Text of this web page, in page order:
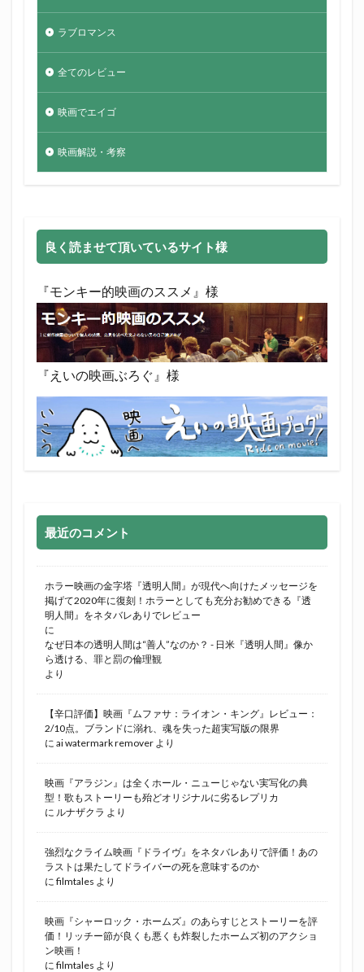
ラブロマンス
全てのレビュー
映画でエイゴ
映画解説・考察
良く読ませて頂いているサイト様
『モンキー的映画のススメ』様
『えいの映画ぶろぐ』様
最近のコメント
ホラー映画の金字塔『透明人間』が現代へ向けたメッセージを
掲げて2020年に復刻！ホラーとしても充分お勧めできる『透
明人間』をネタバレありでレビュー
に
なぜ日本の透明人間は“善人”なのか？ - 日米『透明人間』像か
ら透ける、罪と罰の倫理観
より
【辛口評価】映画『ムファサ：ライオン・キング』レビュー：
2/10点。ブランドに溺れ、魂を失った超実写版の限界
に ai watermark remover より
映画『アラジン』は全くホール・ニューじゃない実写化の典
型！歌もストーリーも殆どオリジナルに劣るレプリカ
に ルナザクラ より
強烈なクライム映画『ドライヴ』をネタバレありで評価！あの
ラストは果たしてドライバーの死を意味するのか
に filmtales より
映画『シャーロック・ホームズ』のあらすじとストーリーを評
価！リッチー節が良くも悪くも炸裂したホームズ初のアクショ
ン映画！
に filmtales より